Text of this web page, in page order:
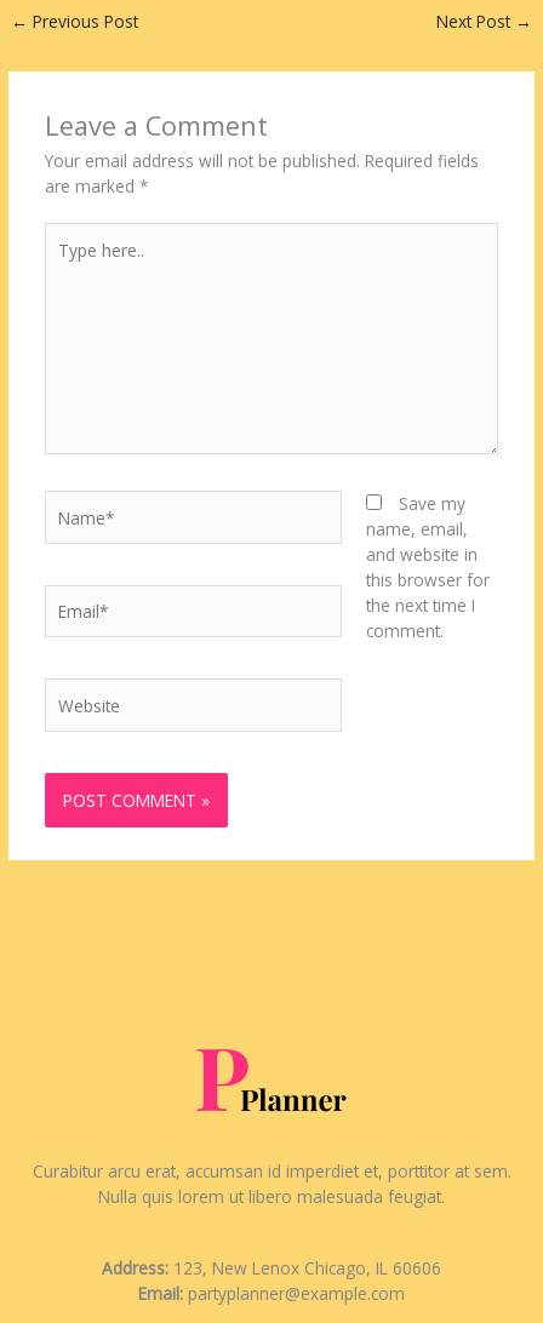
← Previous Post Next Post →
Leave a Comment
Your email address will not be published. Required fields
are marked *
here..
Save my
name, email,
and website in
this browser for
the next time I
comment.
Curabitur arcu erat, accumsan id imperdiet et, porttitor at sem.
Nulla quis lorem ut libero malesuada feugiat.
Address: 123, New Lenox Chicago, IL 60606
Email: partyplanner@example.com